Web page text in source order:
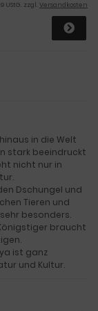
UStG. zzgl. Versandkosten
in die Welt
stark beeindruckt
nicht nur in
Dschungel und
Tieren und
besonders.
braucht
ist ganz
und Kultur.